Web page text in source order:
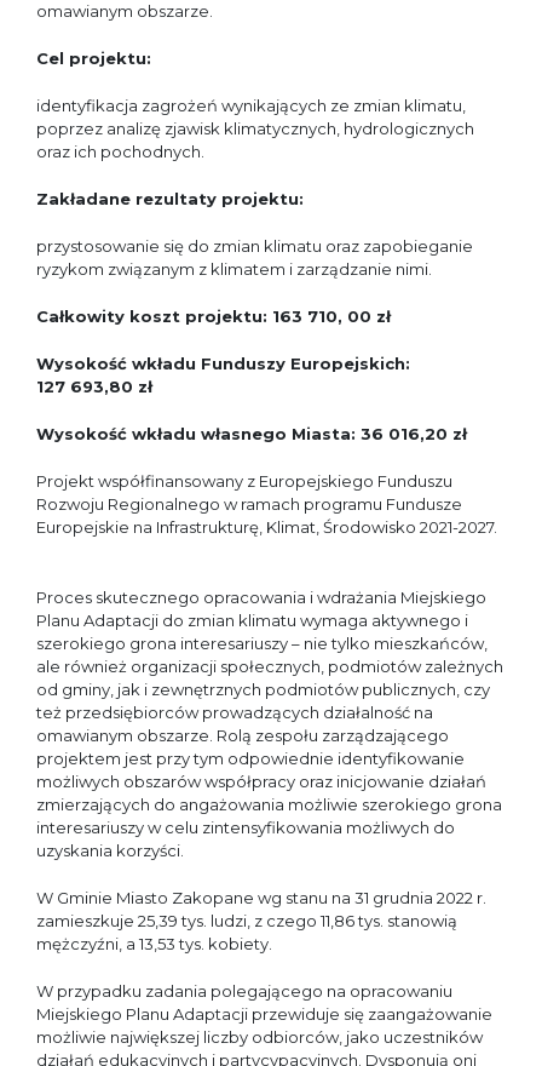
omawianym obszarze.
Cel projektu:
identyfikacja zagrożeń wynikających ze zmian klimatu,
poprzez analizę zjawisk klimatycznych, hydrologicznych
oraz ich pochodnych.
Zakładane rezultaty projektu:
przystosowanie się do zmian klimatu oraz zapobieganie
ryzykom związanym z klimatem i zarządzanie nimi.
Całkowity koszt projektu: 163 710, 00 zł
Wysokość wkładu Funduszy Europejskich:
127 693,80 zł
Wysokość wkładu własnego Miasta: 36 016,20 zł
Projekt współfinansowany z Europejskiego Funduszu
Rozwoju Regionalnego w ramach programu Fundusze
Europejskie na Infrastrukturę, Klimat, Środowisko 2021-2027.
Proces skutecznego opracowania i wdrażania Miejskiego
Planu Adaptacji do zmian klimatu wymaga aktywnego i
szerokiego grona interesariuszy – nie tylko mieszkańców,
ale również organizacji społecznych, podmiotów zależnych
od gminy, jak i zewnętrznych podmiotów publicznych, czy
też przedsiębiorców prowadzących działalność na
omawianym obszarze. Rolą zespołu zarządzającego
projektem jest przy tym odpowiednie identyfikowanie
możliwych obszarów współpracy oraz inicjowanie działań
zmierzających do angażowania możliwie szerokiego grona
interesariuszy w celu zintensyfikowania możliwych do
uzyskania korzyści.
W Gminie Miasto Zakopane wg stanu na 31 grudnia 2022 r.
zamieszkuje 25,39 tys. ludzi, z czego 11,86 tys. stanowią
mężczyźni, a 13,53 tys. kobiety.
W przypadku zadania polegającego na opracowaniu
Miejskiego Planu Adaptacji przewiduje się zaangażowanie
możliwie największej liczby odbiorców, jako uczestników
działań edukacyjnych i partycypacyjnych. Dysponują oni